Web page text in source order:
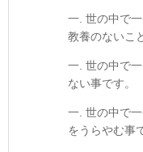
一. 世の中で
教養のないこ
一. 世の中で
ない事です。
一. 世の中で
をうらやむ事